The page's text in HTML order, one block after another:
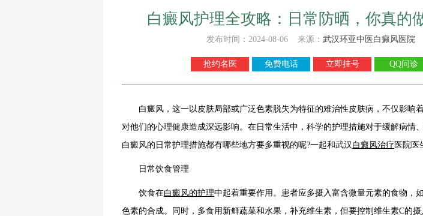
白癜风护理全攻略：日常防晒，你真的
发布时间：2024-08-06 来源： 武汉环亚中医白癜风医院
抢约名医 免费电话 立即挂号 QQ问诊
白癜风，这一以皮肤局部或广泛色素脱失为特征的难治性皮肤病，不仅影响
对他们的心理健康造成深远影响。在日常生活中，科学的护理措施对于缓解病情
白癜风的日常护理措施都有哪些地方要多重视的呢?一起和武汉 白癜风治疗 医院医
日常饮食管理
饮食在白癜风的护理中起着重要作用。患者应多摄入富含微量元素的食物，
色素的合成。同时，多食用新鲜蔬菜和水果，补充维生素，但要控制维生素C的